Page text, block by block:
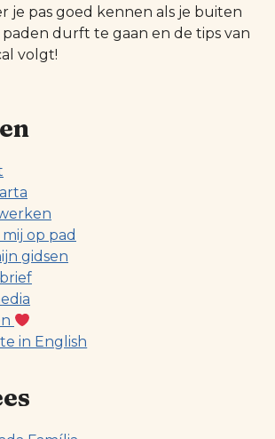
je pas goed kennen als je buiten
durft te gaan en de tips van
volgt!
op pad
gidsen
in English